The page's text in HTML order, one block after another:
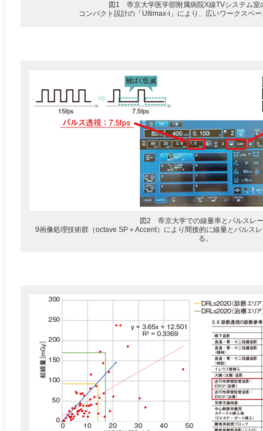
図1 帝京大学医学部附属病院X線TVシステム室
コンパクト設計の「Ultimax-i」により、広いワークスペ
図2 帝京大学での線量率とパルスレ
9画像処理技術群（octave SP＋Accent）により間接的に線量とパルス
る。